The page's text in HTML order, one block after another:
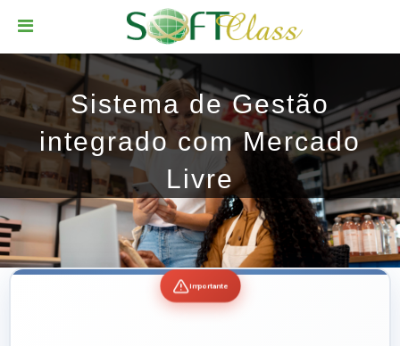
Sistema de Gestão
integrado com Mercado
Livre
Importante